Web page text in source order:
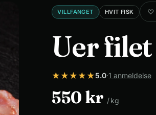
VILLFANGET HVIT FISK ♡
Uer filet
★ ★ ★ ★ ★5.0·1 anmeldelse
550 kr /kg